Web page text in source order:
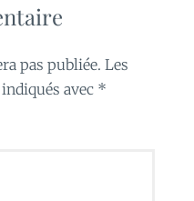
pas publiée. Les
avec *